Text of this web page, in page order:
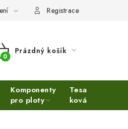
Registrace
KOŠÍK
Prázdný košík
Komponenty
pro ploty
Tesařské
kování